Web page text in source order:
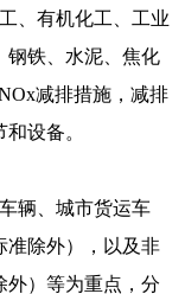
、有机化工、工业
钢铁、水泥、焦化
减排措施，减排
设备。
辆、城市货运车
准除外），以及非
外）等为重点，分